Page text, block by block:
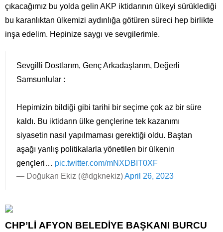
çıkacağımız bu yolda gelin AKP iktidarının ülkeyi sürüklediği
bu karanlıktan ülkemizi aydınlığa götüren süreci hep birlikte
inşa edelim. Hepinize saygı ve sevgilerimle.
Sevgilli Dostlarım, Genç Arkadaşlarım, Değerli
Samsunlular :
Hepimizin bildiği gibi tarihi bir seçime çok az bir süre
kaldı. Bu iktidarın ülke gençlerine tek kazanımı
siyasetin nasıl yapılmaması gerektiği oldu. Baştan
aşağı yanlış politikalarla yönetilen bir ülkenin
gençleri… pic.twitter.com/mNXDBIT0XF
— Doğukan Ekiz (@dgknekiz)April 26, 2023
CHP’Lİ AFYON BELEDİYE BAŞKANI BURCU